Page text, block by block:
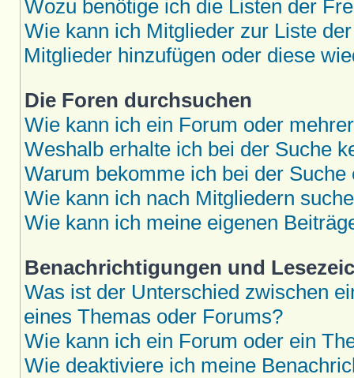
Wozu benötige ich die Listen der
Wie kann ich Mitglieder zur Liste
Mitglieder hinzufügen oder diese
Die Foren durchsuchen
Wie kann ich ein Forum oder
Weshalb erhalte ich bei der Suche
Warum bekomme ich bei der Suche
Wie kann ich nach Mitgliedern
Wie kann ich meine eigenen
Benachrichtigungen und
Was ist der Unterschied zwischen
eines Themas oder Forums?
Wie kann ich ein Forum oder ein
Wie deaktiviere ich meine